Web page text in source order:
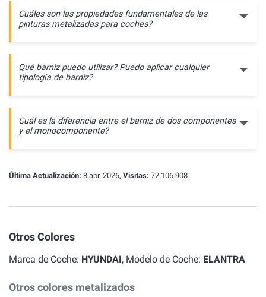
Cuáles son las propiedades fundamentales de las
pinturas metalizadas para coches?
Qué barniz puedo utilizar? Puedo aplicar cualquier
tipología de barniz?
Cuál es la diferencia entre el barniz de dos componentes
y el monocomponente?
Última Actualización: 8 abr. 2026, Visitas: 72.106.908
Otros Colores
Marca de Coche: HYUNDAI, Modelo de Coche: ELANTRA
Otros colores metalizados